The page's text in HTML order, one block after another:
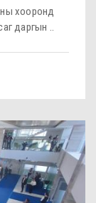
хооронд
даргын ..